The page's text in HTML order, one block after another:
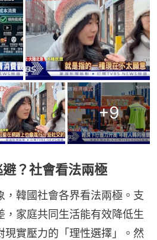
+9
？社會看法兩極
，韓國社會各界看法兩極。支
，家庭共同生活能有效降低生
現實壓力的「理性選擇」。然